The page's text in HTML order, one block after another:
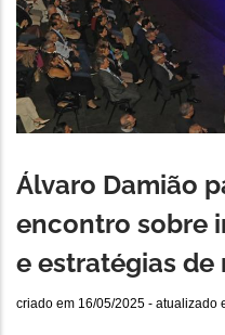
Álvaro Damião
encontro sobre
e estratégias de
criado em 16/05/2025 - atualizado